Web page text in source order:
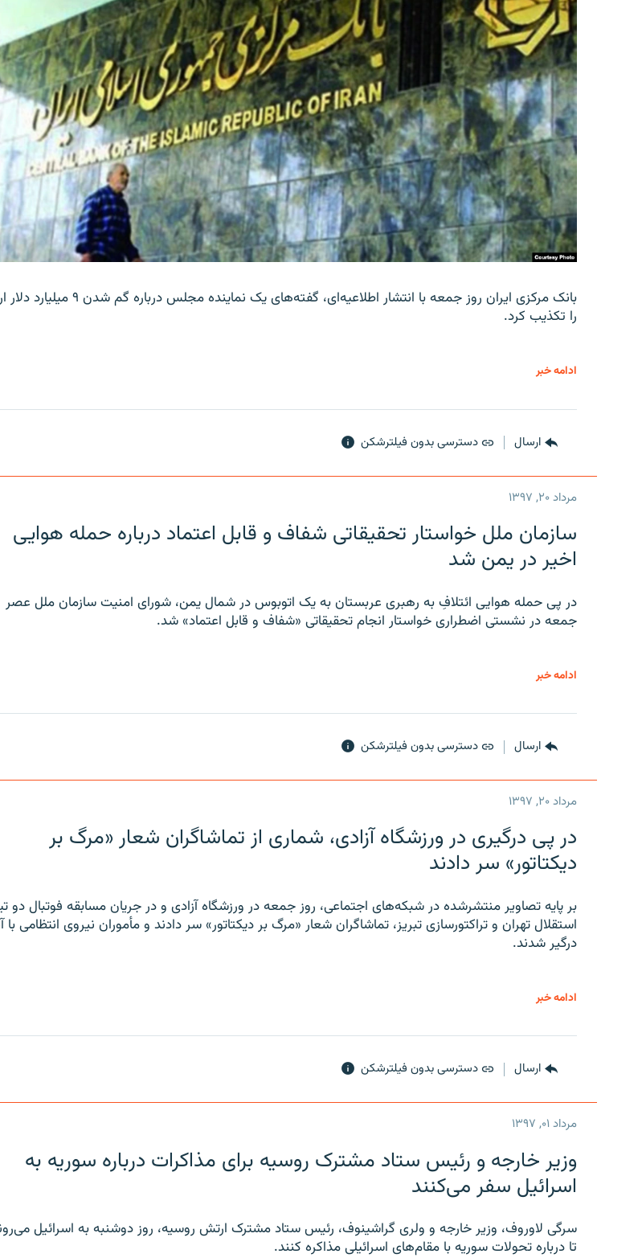
بانک مرکزی ایران روز جمعه با انتشار اطلاعیه‌ای، گفته‌های یک نماینده مجلس درباره گم شدن ۹
را تکذیب کرد.
ادامه خبر
ارسال دسترسی بدون فیلترشکن
مرداد ۲۰, ۱۳۹۷
سازمان ملل خواستار تحقیقاتی شفاف و قابل اعتماد درباره حمله هوایی
اخیر در یمن شد
در پی حمله هوایی ائتلافِ به رهبری عربستان به یک اتوبوس در شمال یمن، شورای امنیت سازمان ملل عصر
جمعه در نشستی اضطراری خواستار انجام تحقیقاتی «شفاف و قابل اعتماد» شد.
ادامه خبر
ارسال دسترسی بدون فیلترشکن
مرداد ۲۰, ۱۳۹۷
در پی درگیری در ورزشگاه آزادی، شماری از تماشاگران شعار «مرگ بر
دیکتاتور» سر دادند
بر پایه تصاویر منتشرشده در شبکه‌های اجتماعی، روز جمعه در ورزشگاه آزادی و در جریان مسابقه فوتبال دو
استقلال تهران و تراکتورسازی تبریز، تماشاگران شعار «مرگ بر دیکتاتور» سر دادند و مأموران نیروی انتظامی با
درگیر شدند.
ادامه خبر
ارسال دسترسی بدون فیلترشکن
مرداد ۰۱, ۱۳۹۷
وزیر خارجه و رئیس‌ ستاد مشترک روسیه برای مذاکرات درباره سوریه به
اسرائیل سفر می‌کنند
سرگی لاوروف، وزیر خارجه و ولری گراشینوف، رئیس ستاد مشترک ارتش روسیه، روز دوشنبه به اسرائیل
تا درباره تحولات سوریه با مقام‌های اسرائیلی مذاکره کنند.